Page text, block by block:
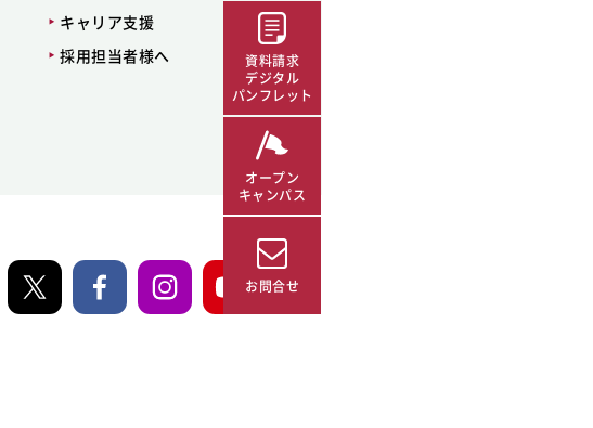
キャリア支援
採用担当者様へ
資料請求
デジタル
パンフレット
オープン
キャンパス
お問合せ